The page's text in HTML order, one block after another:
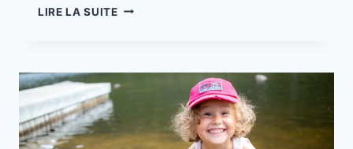
LIRE LA SUITEMISSION
16
BONAVENTURE
AUX